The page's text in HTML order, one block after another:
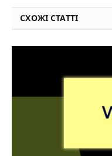
СХОЖІ СТАТТІ